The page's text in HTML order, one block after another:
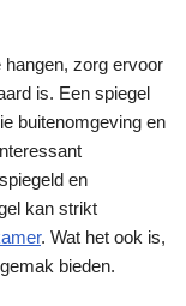
hangen, zorg ervoor
is. Een spiegel
buitenomgeving en
en
kan strikt
. Wat het ook is,
bieden.